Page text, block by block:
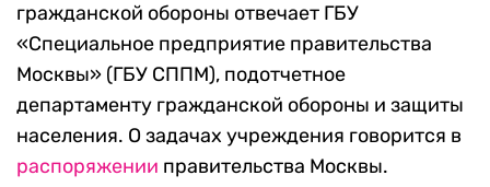
гражданской обороны отвечает ГБУ
«Специальное предприятие правительства
Москвы» (ГБУ СППМ), подотчетное
департаменту гражданской обороны и защиты
населения. О задачах учреждения говорится в
распоряжении правительства Москвы.